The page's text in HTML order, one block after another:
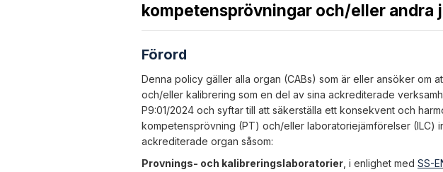
kompetensprövningar och/eller andra
Förord
Denna policy gäller alla organ (CABs) som är eller ansöker om
och/eller kalibrering som en del av sina ackrediterade
P9:01/2024 och syftar till att säkerställa ett konsekvent och
kompetensprövning (PT) och/eller laboratoriejämförelser (ILC)
ackrediterade organ såsom:
Provnings- och kalibreringslaboratorier , i enlighet med SS-